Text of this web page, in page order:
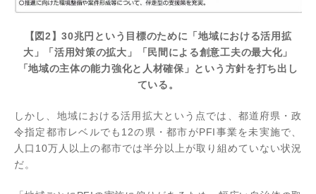
【図2】30兆円という目標のために「地域における活用拡
大」「活用対策の拡大」「民間による創意工夫の最大化」
「地域の主体の能力強化と人材確保」という方針を打ち出し
ている。
しかし、地域における活用拡大という点では、都道府県・政
令指定都市レベルでも12の県・都市がPFI事業を未実施で、
人口10万人以上の都市では半分以上が取り組めていない状況
だ。